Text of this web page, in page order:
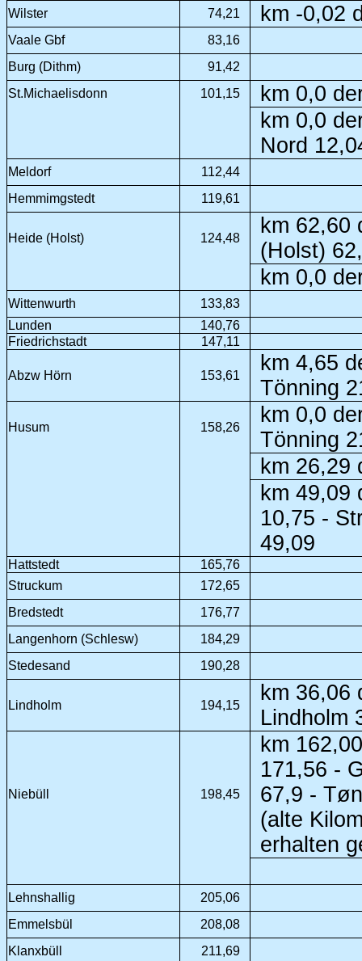
Wilster 74,21 km -0,02
Vaale Gbf
83,16
Burg (Dithm)
91,42
St.Michaelisdonn
101,15
km 0,0
km 0,0
Nord
Meldorf
112,44
Hemmimgstedt
119,61
Heide (Holst) 124,48
km 62,60
(Holst)
km 0,0
Wittenwurth
133,83
Lunden
140,76
Friedrichstadt
147,11
Abzw Hörn 153,61
km 4,65
Tönning
Husum 158,26
km 0,0
Tönning
km 26,29
km 49,09
10,75 -
49,09
Hattstedt
165,76
Struckum
172,65
Bredstedt
176,77
Langenhorn (Schlesw)
184,29
Stedesand
190,28
Lindholm 194,15
km 36,06
Lindholm
Niebüll 198,45
km
171,56 -
67,9 -
(alte
erhalten
Lehnshallig
205,06
Emmelsbül
208,08
Klanxbüll
211,69